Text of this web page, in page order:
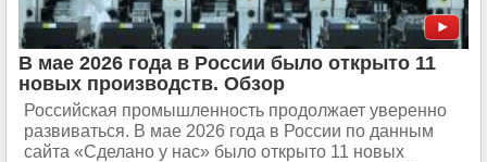
В мае 2026 года в России было открыто 11
новых производств. Обзор
Российская промышленность продолжает уверенно
развиваться. В мае 2026 года в России по данным
сайта «Сделано у нас» было открыто 11 новых